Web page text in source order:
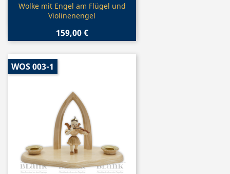
Vorschau
Wolke mit Engel am Flügel und
Violinenengel
159,00 €
WOS 003-1